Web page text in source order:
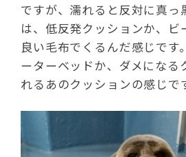
ですが、濡れると反対に真っ
は、低反発クッションか、ビ
良い毛布でくるんだ感じです
ーターベッドか、ダメになる
れるあのクッションの感じで